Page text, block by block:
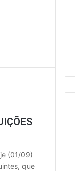
(01/09)
que